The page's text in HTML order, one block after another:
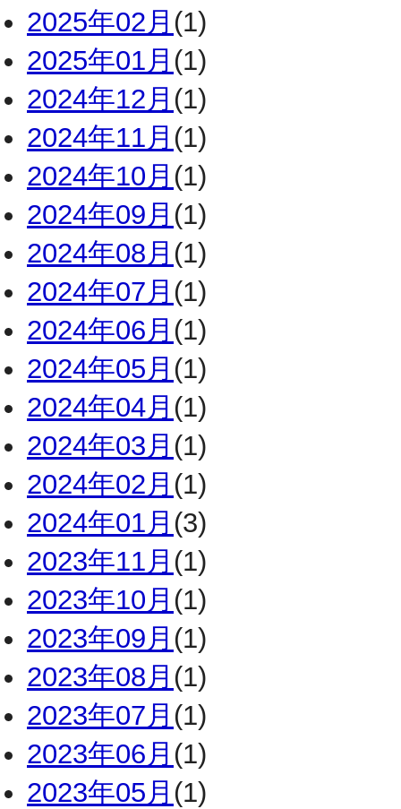
2025年02月 (1)
2025年01月 (1)
2024年12月 (1)
2024年11月 (1)
2024年10月 (1)
2024年09月 (1)
2024年08月 (1)
2024年07月 (1)
2024年06月 (1)
2024年05月 (1)
2024年04月 (1)
2024年03月 (1)
2024年02月 (1)
2024年01月 (3)
2023年11月 (1)
2023年10月 (1)
2023年09月 (1)
2023年08月 (1)
2023年07月 (1)
2023年06月 (1)
2023年05月 (1)